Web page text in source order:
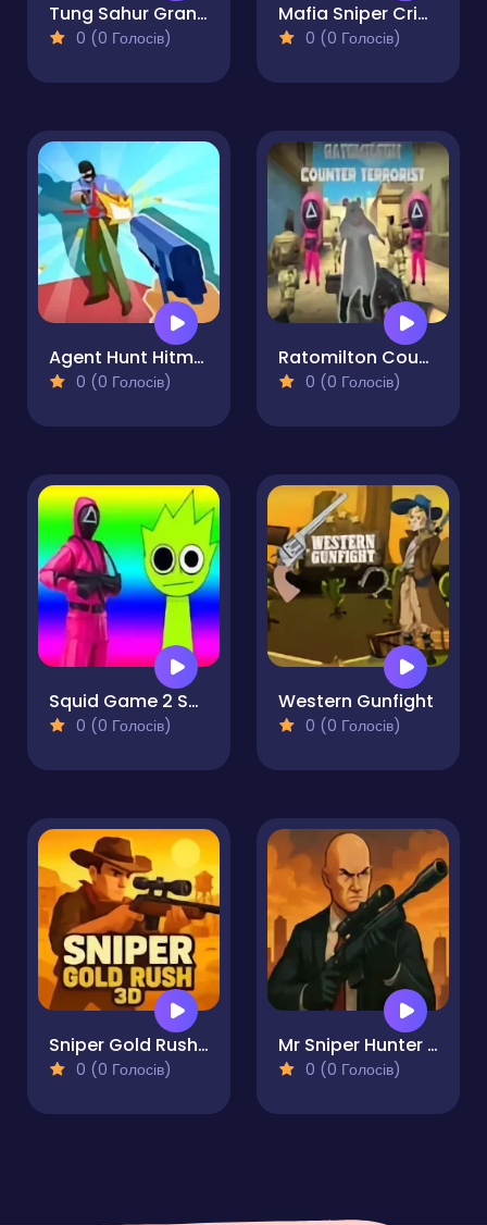
Tung Sahur Grand Mafia
0 (0 Голосів)
Mafia Sniper Crime Shooting
0 (0 Голосів)
Agent Hunt Hitman Shooter
0 (0 Голосів)
Ratomilton Counter Terrorist
0 (0 Голосів)
Squid Game 2 Sprunki Shooter
0 (0 Голосів)
Western Gunfight
0 (0 Голосів)
Sniper Gold Rush 3D
0 (0 Голосів)
Mr Sniper Hunter Frenzy
0 (0 Голосів)